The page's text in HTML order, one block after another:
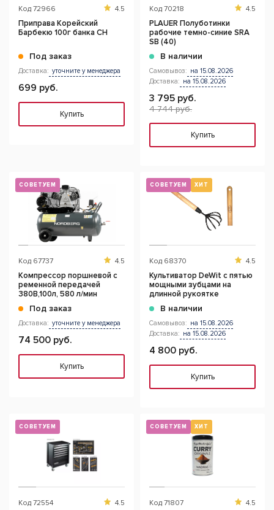
Код 72966 4.5
Приправа Корейский
Барбекю 100г банка CH
Под заказ
Доставка: уточните у менеджера
699 руб.
Купить
Код 70218 4.5
PLAUER Полуботинки
рабочие темно-синие SRA
SB (40)
В наличии
Самовывоз: на 15.08.2026
Доставка: на 15.08.2026
3 795 руб.
4 744 руб.
Купить
СОВЕТУЕМ
Код 67737 4.5
Компрессор поршневой с
ременной передачей
380В,100л, 580 л/мин
Под заказ
Доставка: уточните у менеджера
74 500 руб.
Купить
СОВЕТУЕМ ХИТ
Код 68370 4.5
Культиватор DeWit с пятью
мощными зубцами на
длинной рукоятке
В наличии
Самовывоз: на 15.08.2026
Доставка: на 15.08.2026
4 800 руб.
Купить
СОВЕТУЕМ
Код 72554 4.5
СОВЕТУЕМ ХИТ
Код 71807 4.5